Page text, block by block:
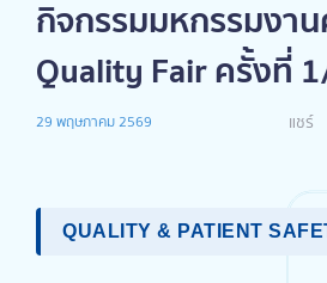
กิจกรรมมหกรรมง
Quality Fair ครั้งที่
29 พฤษภาคม 2569 แชร์
QUALITY & PATIENT